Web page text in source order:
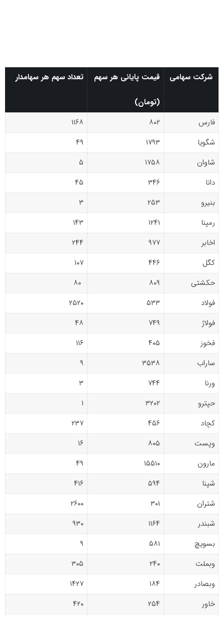
شرکت سهامی قیمت پایانی هر سهم
(تومان)
تعداد سهم هر سهامدار
فارس ۸۰۲
۱۱۶۸
شگویا
۱۷۹۳
۴۹
شاوان
۱۷۵۸
۵
دانا
۳۴۶
۴۵
بنیرو
۲۵۳
۳
رمپنا
۱۲۴۱
۱۴۳
اخابر
۹۷۷
۲۴۴
کگل
۴۴۶
۱۰۷
حکشتی‌
۸۰۹
۸۰
فولاد
۵۳۳
۲۵۲۰
فولاژ
۷۴۹
۴۸
فخوز
۴۰۵
۱۱۶
ساراب
۳۵۳۸
۹
ورنا
۷۴۴
۳
حپترو
۳۲۰۲
۱
کچاد
۴۵۶
۲۳۷
وپست
۸۰۵
۱۶
مارون
۱۵۵۱۰
۴۹
شپنا
۵۹۴
۴۱۶
شتران
۳۰۱
۲۶۰۰
شبندر
۱۱۶۴
۹۳۰
بسویچ
۵۸۱
۹
وبملت
۲۴۰
۳۰۵
وبصادر
۱۸۴
۱۴۲۷
خاور
۲۵۴
۴۲۰